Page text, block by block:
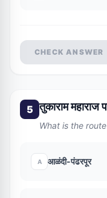
CHECK ANSWER
5 तुकाराम महाराज
What is the
A आळंदी-पंढरपूर